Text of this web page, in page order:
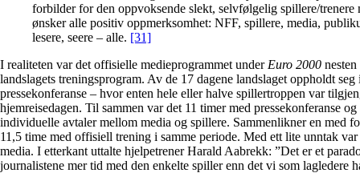
forbilder for den oppvoksende slekt, selvfølgelig spillere/trenere
ønsker alle positiv oppmerksomhet: NFF, spillere, media,
lesere, seere – alle. [31]
I realiteten var det offisielle medieprogrammet under Euro 2000
landslagets treningsprogram. Av de 17 dagene landslaget oppholdt
pressekonferanse – hvor enten hele eller halve spillertroppen var
hjemreisedagen. Til sammen var det 11 timer med pressekonferanse
individuelle avtaler mellom media og spillere. Sammenlikner en med
11,5 time med offisiell trening i samme periode. Med ett lite unntak
media. I etterkant uttalte hjelpetrener Harald Aabrekk: ”Det er et
journalistene mer tid med den enkelte spiller enn det vi som lagledere